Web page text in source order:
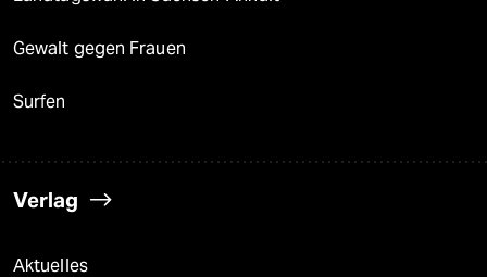
Gewalt gegen Frauen
Surfen
Verlag
Aktuelles